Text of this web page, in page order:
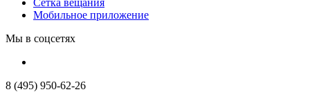
Мобильное приложение
Мы в соцсетях
8 (495) 950-62-26